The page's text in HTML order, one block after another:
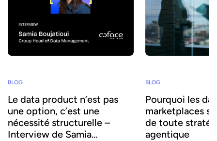
BLOG
Le data product n’est pas
une option, c’est une
nécessité structurelle –
Interview de Samia
BLOG
Pourquoi les
marketplaces
de toute
agentique